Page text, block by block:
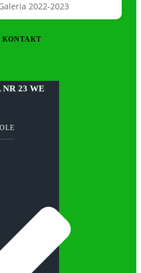
2022-2023
KONTAKT
NR 23 WE